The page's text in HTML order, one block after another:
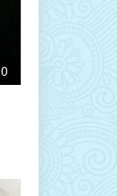
0